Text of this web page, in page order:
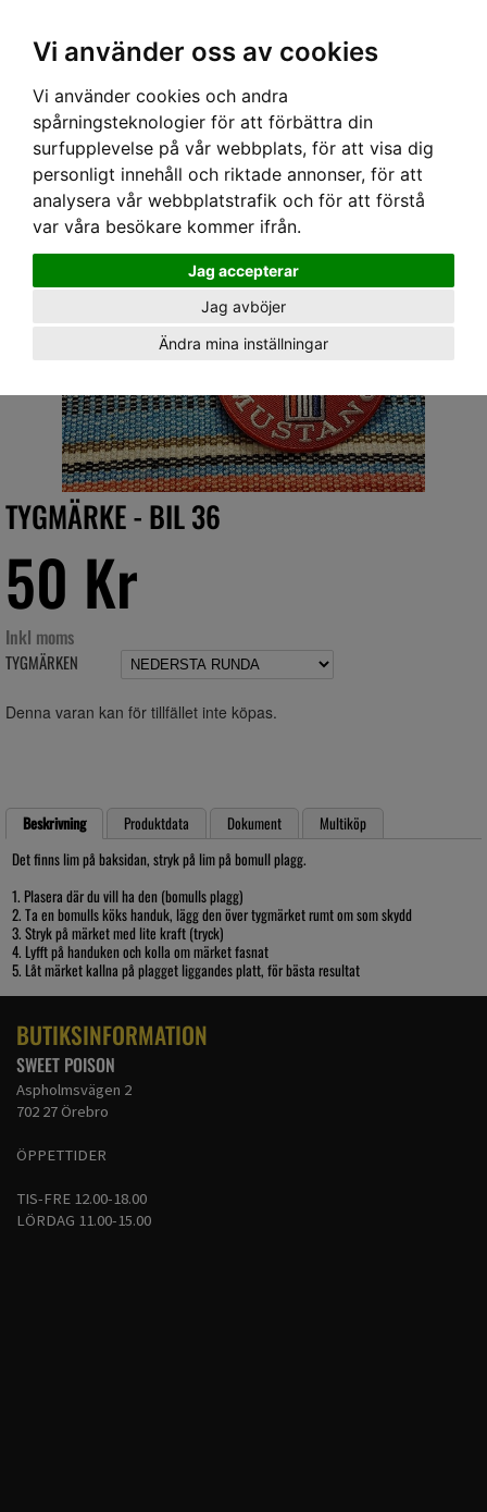
Vi använder oss av cookies
Vi använder cookies och andra
spårningsteknologier för att förbättra din
surfupplevelse på vår webbplats, för att visa dig
personligt innehåll och riktade annonser, för att
analysera vår webbplatstrafik och för att förstå
var våra besökare kommer ifrån.
Jag accepterar
Jag avböjer
Ändra mina inställningar
Hem› ACCESSOARER ›TYGMÄRKEN › TYGMÄRKE - BIL 36
TYGMÄRKE - BIL 36
50 Kr
Inkl moms
TYGMÄRKEN
Denna varan kan för tillfället inte köpas.
Beskrivning Produktdata Dokument
Multiköp
Det finns lim på baksidan, stryk på lim på bomull plagg.
1. Plasera där du vill ha den (bomulls plagg)
2. Ta en bomulls köks handuk, lägg den över tygmärket rumt om som skydd
3. Stryk på märket med lite kraft (tryck)
4. Lyfft på handuken och kolla om märket fasnat
5. Låt märket kallna på plagget liggandes platt, för bästa resultat
BUTIKSINFORMATION
SWEET POISON
Aspholmsvägen 2
702 27 Örebro
ÖPPETTIDER
TIS-FRE 12.00-18.00
LÖRDAG 11.00-15.00